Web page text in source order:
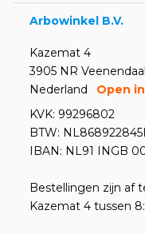
Arbowinkel B.V.
Kazemat 4
3905 NR Veenendaal
Nederland
Open
KVK: 99296802
BTW:
IBAN: NL91 INGB
Bestellingen zijn af
Kazemat 4 tussen